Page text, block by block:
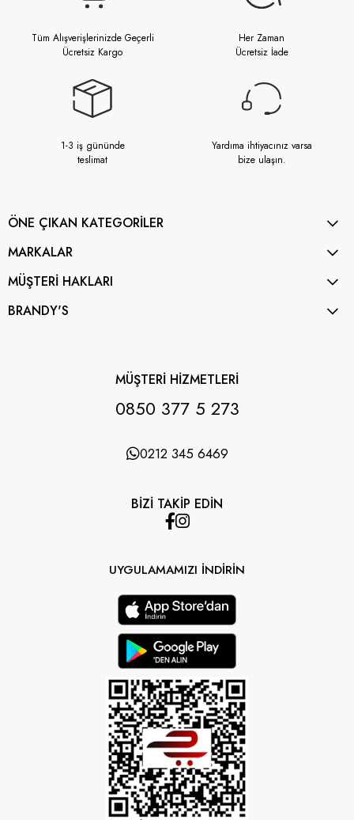
Tüm Alışverişlerinizde Geçerli
Ücretsiz Kargo
Her Zaman
Ücretsiz İade
1-3 iş gününde
teslimat
Yardıma ihtiyacınız varsa
bize ulaşın.
ÖNE ÇIKAN KATEGORİLER
MARKALAR
MÜŞTERİ HAKLARI
BRANDY'S
MÜŞTERİ HİZMETLERİ
0850 377 5 273
0212 345 6469
BİZİ TAKİP EDİN
UYGULAMAMIZI İNDİRİN